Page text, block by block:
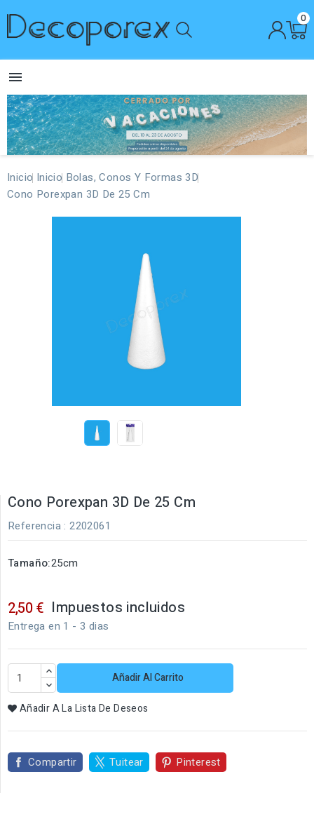
0

Inicio Inicio Bolas, Conos Y Formas 3D
Cono Porexpan 3D De 25 Cm
Cono Porexpan 3D De 25 Cm
Referencia : 2202061
Tamaño:25cm
2,50 € Impuestos incluidos
Entrega en 1 - 3 dias
Añadir Al Carrito
Añadir A La Lista De Deseos
Compartir Tuitear Pinterest